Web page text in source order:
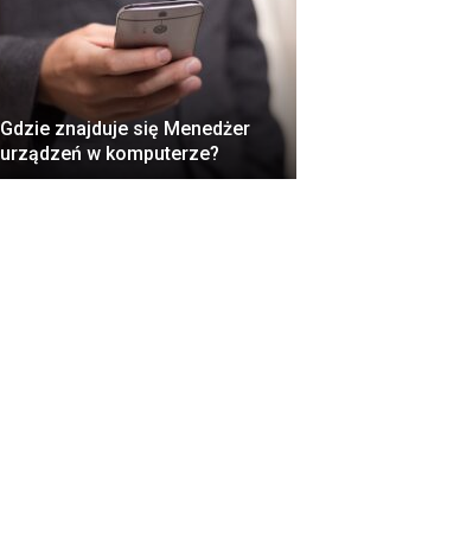
Gdzie znajduje się Menedżer
urządzeń w komputerze?